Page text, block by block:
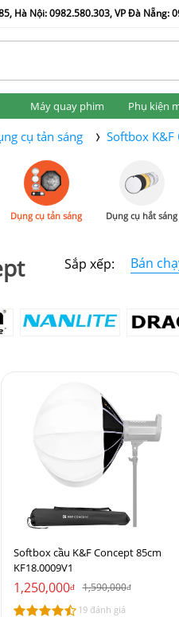
Hà Nội: 0982.580.303, VP Đà Nẵng:
Máy quay phim Phụ kiện
cụ tản sáng Softbox K&F
Dụng cụ tản sáng Dụng cụ hắt sáng
Sắp xếp: Bán
Softbox cầu K&F Concept 85cm
KF18.0009V1
1,250,000đ 1,590,000đ
19 đánh giá